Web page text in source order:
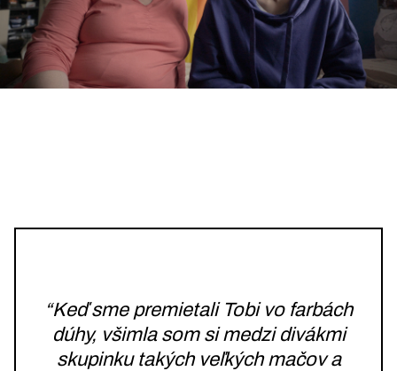
“Keď sme premietali Tobi vo farbách
dúhy, všimla som si medzi divákmi
skupinku takých veľkých mačov a